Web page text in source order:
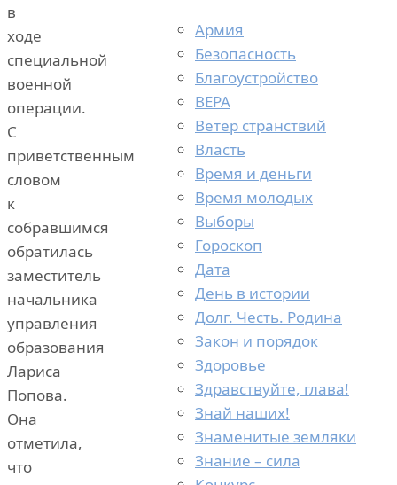
в
ходе
специальной
военной
операции.
С
приветственным
словом
к
собравшимся
обратилась
заместитель
начальника
управления
образования
Лариса
Попова.
Она
отметила,
что
Армия
Безопасность
Благоустройство
ВЕРА
Ветер странствий
Власть
Время и деньги
Время молодых
Выборы
Гороскоп
Дата
День в истории
Долг. Честь. Родина
Закон и порядок
Здоровье
Здравствуйте, глава!
Знай наших!
Знаменитые земляки
Знание – сила